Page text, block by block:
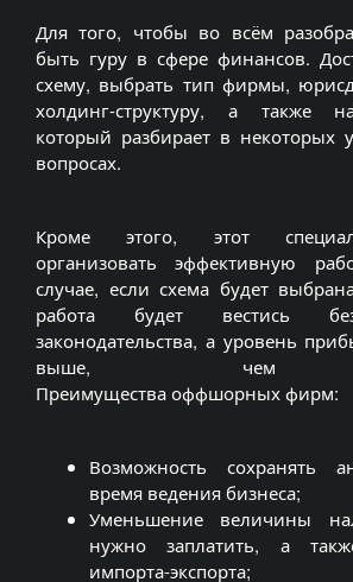
Для того, чтобы во всём
быть гуру в сфере финансов.
схему, выбрать тип фирмы,
холдинг-структуру, а также
который разбирает в некоторых
вопросах.
Кроме этого, этот
организовать эффективную
случае, если схема будет
работа будет вестись
законодательства, а уровень
выше, чем
Преимущества оффшорных фирм:
Возможность сохранять
время ведения бизнеса;
Уменьшение величины
нужно заплатить, а
импорта-экспорта;